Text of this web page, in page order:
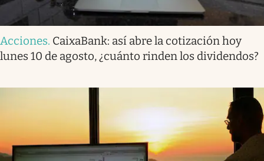
Acciones. CaixaBank: así abre la cotización hoy
lunes 10 de agosto, ¿cuánto rinden los dividendos?